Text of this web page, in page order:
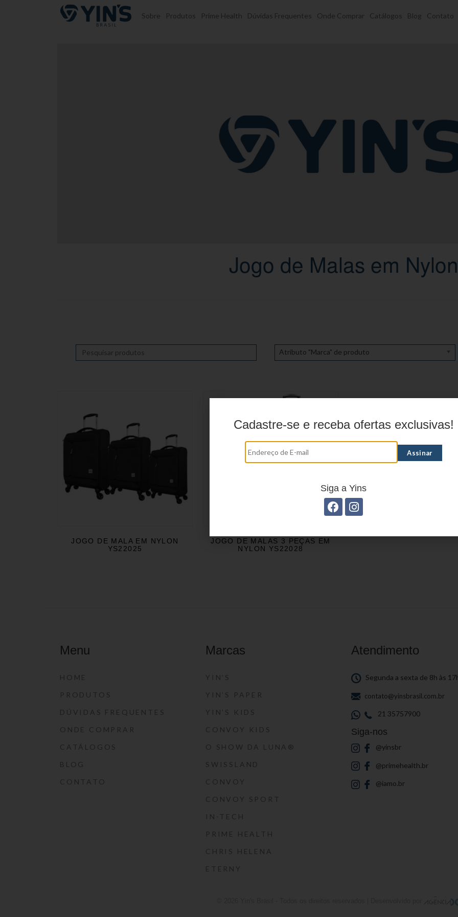
Pular para o conteúdo Sobre Produtos Prime Health Dúvidas Frequentes Onde Comprar Catálogos Blog Contato
Jogo de Malas em Nylon
Atributo "Marca" de produto
JOGO DE MALA EM NYLON
YS22025
JOGO DE MALAS 3 PEÇAS EM
NYLON YS22028
Menu
HOME
PRODUTOS
DÚVIDAS FREQUENTES
ONDE COMPRAR
CATÁLOGOS
BLOG
CONTATO
Marcas
YIN’S
YIN’S PAPER
YIN’S KIDS
CONVOY KIDS
O SHOW DA LUNA®
SWISSLAND
CONVOY
CONVOY SPORT
IN-TECH
PRIME HEALTH
CHRIS HELENA
ETERNY
Atendimento
Segunda a sexta de 8h às
contato@yinsbrasil.com.br
21 35757900
Siga-nos
@yinsbr
@primehealth.br
@iamo.br
Cadastre-se e receba ofertas exclusivas!
Siga a Yins